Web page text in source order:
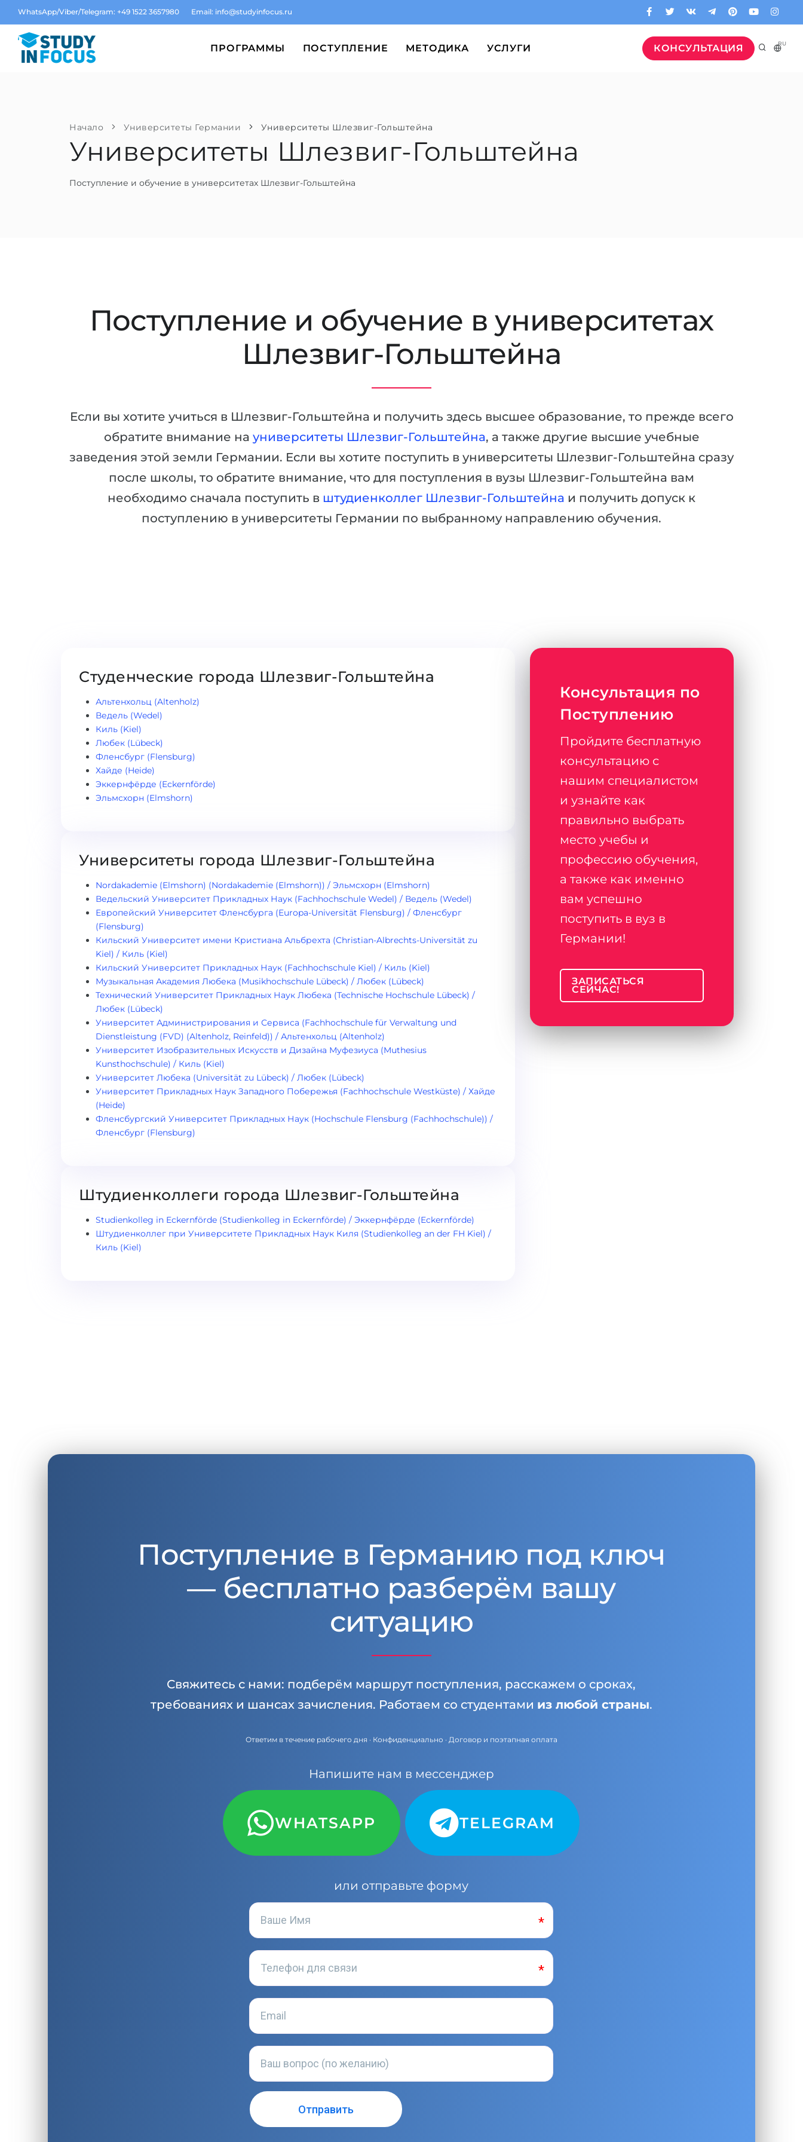
WhatsApp/Viber/Telegram: +49 1522 3657980 Email: info@studyinfocus.ru
КОНСУЛЬТАЦИЯ RU
ПРОГРАММЫ ПОСТУПЛЕНИЕ МЕТОДИКА УСЛУГИ
Начало Университеты Германии Университеты Шлезвиг-Гольштейна
Университеты Шлезвиг-Гольштейна
Поступление и обучение в университетах Шлезвиг-Гольштейна
Поступление и обучение в университетах
Шлезвиг-Гольштейна
Если вы хотите учиться в Шлезвиг-Гольштейна и получить здесь высшее образование, то прежде всего
обратите внимание на университеты Шлезвиг-Гольштейна, а также другие высшие учебные
заведения этой земли Германии. Если вы хотите поступить в университеты Шлезвиг-Гольштейна сразу
после школы, то обратите внимание, что для поступления в вузы Шлезвиг-Гольштейна вам
необходимо сначала поступить в штудиенколлег Шлезвиг-Гольштейна и получить допуск к
поступлению в университеты Германии по выбранному направлению обучения.
Студенческие города Шлезвиг-Гольштейна
Альтенхольц (Altenholz)
Ведель (Wedel)
Киль (Kiel)
Любек (Lübeck)
Фленсбург (Flensburg)
Хайде (Heide)
Эккернфёрде (Eckernförde)
Эльмсхорн (Elmshorn)
Университеты города Шлезвиг-Гольштейна
Nordakademie (Elmshorn) (Nordakademie (Elmshorn)) / Эльмсхорн (Elmshorn)
Ведельский Университет Прикладных Наук (Fachhochschule Wedel) / Ведель (Wedel)
Европейский Университет Фленсбурга (Europa-Universität Flensburg) / Фленсбург
(Flensburg)
Кильский Университет имени Кристиана Альбрехта (Christian-Albrechts-Universität zu
Kiel) / Киль (Kiel)
Кильский Университет Прикладных Наук (Fachhochschule Kiel) / Киль (Kiel)
Музыкальная Академия Любека (Musikhochschule Lübeck) / Любек (Lübeck)
Технический Университет Прикладных Наук Любека (Technische Hochschule Lübeck) /
Любек (Lübeck)
Университет Администрирования и Сервиса (Fachhochschule für Verwaltung und
Dienstleistung (FVD) (Altenholz, Reinfeld)) / Альтенхольц (Altenholz)
Университет Изобразительных Искусств и Дизайна Муфезиуса (Muthesius
Kunsthochschule) / Киль (Kiel)
Университет Любека (Universität zu Lübeck) / Любек (Lübeck)
Университет Прикладных Наук Западного Побережья (Fachhochschule Westküste) / Хайде
(Heide)
Фленсбургский Университет Прикладных Наук (Hochschule Flensburg (Fachhochschule)) /
Фленсбург (Flensburg)
Штудиенколлеги города Шлезвиг-Гольштейна
Studienkolleg in Eckernförde (Studienkolleg in Eckernförde) / Эккернфёрде (Eckernförde)
Штудиенколлег при Университете Прикладных Наук Киля (Studienkolleg an der FH Kiel) /
Киль (Kiel)
Консультация по
Поступлению
Пройдите бесплатную
консультацию с
нашим специалистом
и узнайте как
правильно выбрать
место учебы и
профессию обучения,
а также как именно
вам успешно
поступить в вуз в
Германии!
ЗАПИСАТЬСЯ
СЕЙЧАС!
Поступление в Германию под ключ
— бесплатно разберём вашу
ситуацию
Свяжитесь с нами: подберём маршрут поступления, расскажем о сроках,
требованиях и шансах зачисления. Работаем со студентами из любой страны.
Ответим в течение рабочего дня · Конфиденциально · Договор и поэтапная оплата
Напишите нам в мессенджер
WHATSAPP TELEGRAM
или отправьте форму